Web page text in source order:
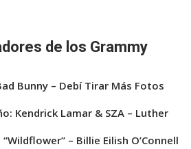
de los Grammy
Bunny – Debí Tirar Más Fotos
Kendrick Lamar & SZA – Luther
“Wildflower” – Billie Eilish O’Connell